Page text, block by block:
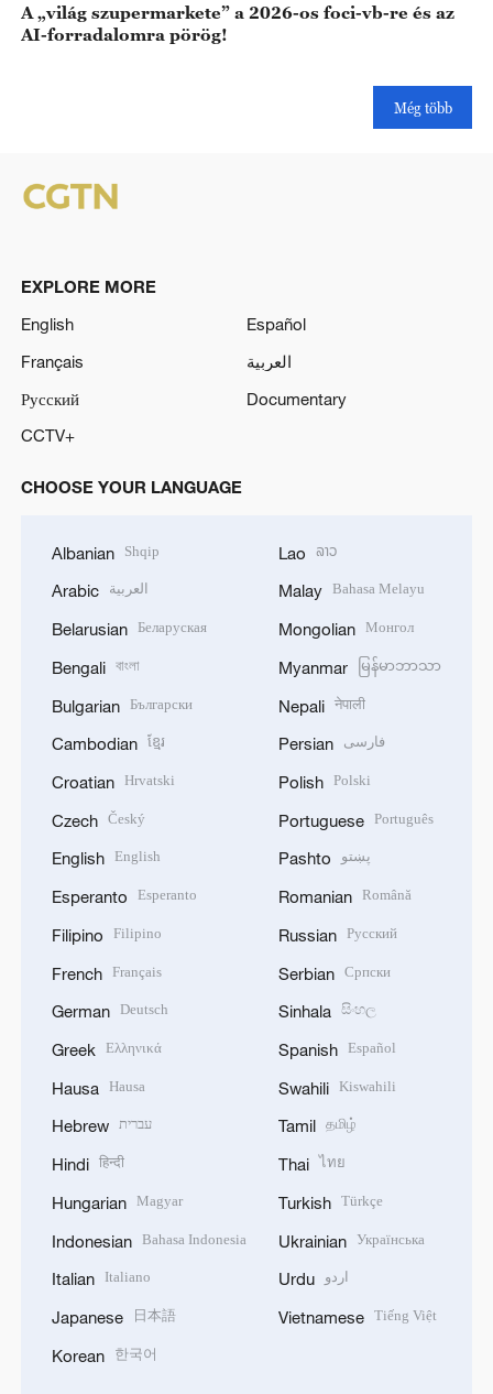
A „világ szupermarkete” a 2026-os foci-vb-re és az
AI-forradalomra pörög!
Még több
EXPLORE MORE
English
Español
Français
العربية
Русский
Documentary
CCTV+
CHOOSE YOUR LANGUAGE
Albanian Shqip
Arabic العربية
Belarusian Беларуская
Bengali বাংলা
Bulgarian Български
Cambodian ខ្មែរ
Croatian Hrvatski
Czech Český
English English
Esperanto Esperanto
Filipino Filipino
French Français
German Deutsch
Greek Ελληνικά
Hausa Hausa
Hebrew עברית
Hindi हिन्दी
Hungarian Magyar
Indonesian Bahasa Indonesia
Italian Italiano
Japanese 日本語
Korean 한국어
Lao ລາວ
Malay Bahasa Melayu
Mongolian Монгол
Myanmar မြန်မာဘာသာ
Nepali नेपाली
Persian فارسی
Polish Polski
Portuguese Português
Pashto پښتو
Romanian Română
Russian Русский
Serbian Српски
Sinhala සිංහල
Spanish Español
Swahili Kiswahili
Tamil தமிழ்
Thai ไทย
Turkish Türkçe
Ukrainian Українська
Urdu اردو
Vietnamese Tiếng Việt